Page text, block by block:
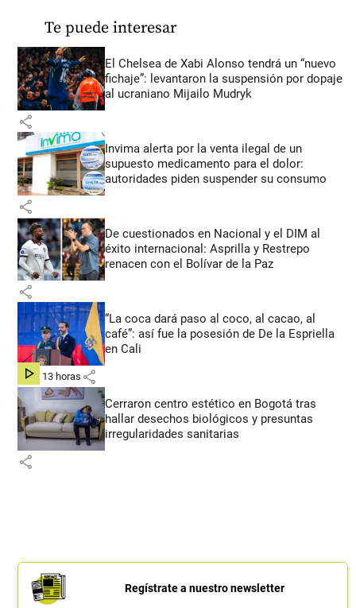
Te puede interesar
El Chelsea de Xabi Alonso tendrá un “nuevo
fichaje”: levantaron la suspensión por dopaje
al ucraniano Mijailo Mudryk
share
Invima alerta por la venta ilegal de un
supuesto medicamento para el dolor:
autoridades piden suspender su consumo
share
De cuestionados en Nacional y el DIM al
éxito internacional: Asprilla y Restrepo
renacen con el Bolívar de la Paz
share
“La coca dará paso al coco, al cacao, al
café”: así fue la posesión de De la Espriella
en Cali
hace 13 horas share
Cerraron centro estético en Bogotá tras
hallar desechos biológicos y presuntas
irregularidades sanitarias
share
Regístrate a nuestro newsletter